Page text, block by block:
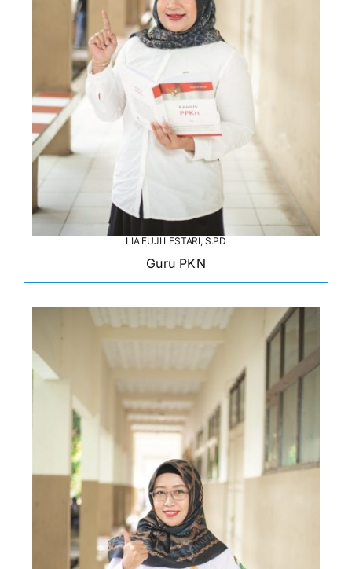
LIA FUJI LESTARI, S.PD
Guru PKN